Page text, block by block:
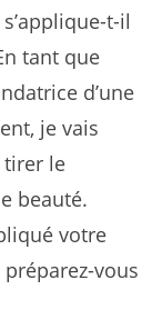
s’applique-t-il
tant que
d’une
je vais
tirer le
beauté.
votre
vous